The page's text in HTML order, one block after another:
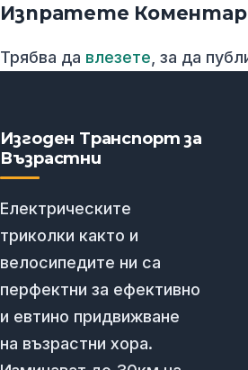
Изпратете Коментар
Трябва да влезете , за да
Изгоден Транспорт за
Възрастни
Електрическите
триколки както и
велосипедите ни са
перфектни за ефективно
и евтино придвижване
на възрастни хора.